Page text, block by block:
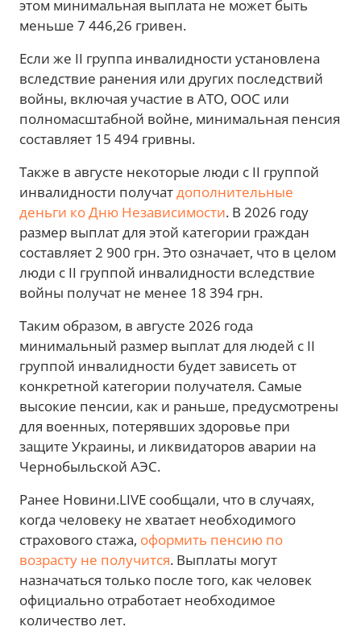
этом минимальная выплата не может быть
меньше 7 446,26 гривен.
Если же II группа инвалидности установлена
вследствие ранения или других последствий
войны, включая участие в АТО, ООС или
полномасштабной войне, минимальная пенсия
составляет 15 494 гривны.
Также в августе некоторые люди с II группой
инвалидности получатдополнительные
деньги ко Дню Независимости. В 2026 году
размер выплат для этой категории граждан
составляет 2 900 грн. Это означает, что в целом
люди с II группой инвалидности вследствие
войны получат не менее 18 394 грн.
Таким образом, в августе 2026 года
минимальный размер выплат для людей с II
группой инвалидности будет зависеть от
конкретной категории получателя. Самые
высокие пенсии, как и раньше, предусмотрены
для военных, потерявших здоровье при
защите Украины, и ликвидаторов аварии на
Чернобыльской АЭС.
Ранее Новини.LIVE сообщали, что в случаях,
когда человеку не хватает необходимого
страхового стажа, оформить пенсию по
возрасту не получится. Выплаты могут
назначаться только после того, как человек
официально отработает необходимое
количество лет.